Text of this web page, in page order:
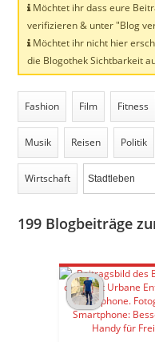
Möchtet ihr dass eure
verifizieren & unter "Blog
Möchtet ihr nicht hier
die Blogothek Sichtbarkeit
Fashion Film Fitness
Musik Reisen Politik
Wirtschaft
199 Blogbeiträge